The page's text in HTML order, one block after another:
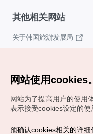
其他相关网站
关于韩国旅游发展局
网站使用cookies。
网站为了提高用户的使用
表示接受cookies设定的使
预确认cookies相关的详